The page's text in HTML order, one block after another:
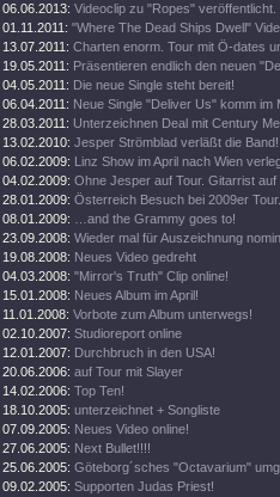
06.06.2013: Videoclip zu "Ropes" veröffentlicht.
01.11.2011: "Where The Dead Ships Dwell"
13.07.2011: Charten enorm. Tour mit Ö-dates
19.05.2011: Präsentieren endlich den neuen
04.05.2011: Die neue Single steht bereit!
06.04.2011: Neue Single "Deliver Us" komm im
28.03.2011: Unterzeichnen Deal mit Century
13.02.2010: Jesper Strömblad verläßt die Band!
06.02.2009: Linz Show im April nach Wien
04.02.2009: Ohne Jesper auf Tour. Gitarrist auf
28.01.2009: Österreich Besuch bei 2009er Tour.
08.01.2009:
…and the Grammy goes to!
23.09.2008: Wieder mal für Auszeichnung
19.08.2008: Neues Video gedreht
04.03.2008: "Mirror's Truth" Clip online!
15.01.2008: Neues Album im April!
11.01.2008: Vorbote zum Album unterwegs!
02.10.2007: Studioreport online
12.01.2007: Durchbruch in den USA!
20.06.2006: auf Tour mit Slayer
14.02.2006: Top Ten!
18.10.2005: unterzeichnet + Songliste
07.09.2005: Neues Video online!
27.06.2005: Next Bullet!!!!
25.06.2005: Göteborg´sches "Octavarium"
09.02.2005: Supporten Judas Priest!